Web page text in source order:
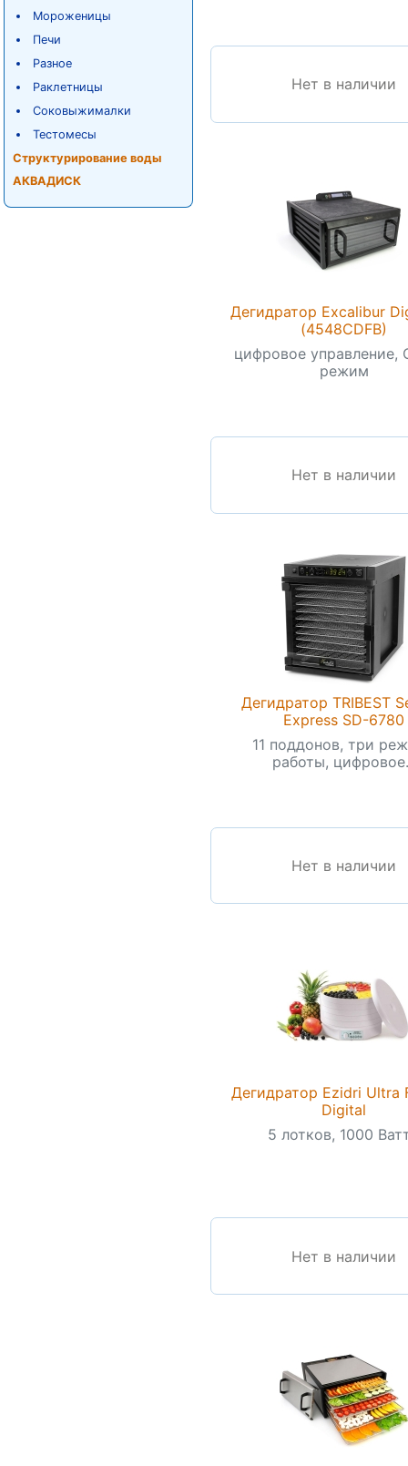
Мороженицы
Печи
Разное
Раклетницы
Соковыжималки
Тестомесы
Структурирование воды
АКВАДИСК
Нет в наличии
Дегидратор Excalibur
(4548CDFB)
цифровое управление,
режим
Нет в наличии
Дегидратор TRIBEST
Express SD-6780
11 поддонов, три
работы,
Нет в наличии
Дегидратор Ezidri Ultra
Digital
5 лотков, 1000
Нет в наличии